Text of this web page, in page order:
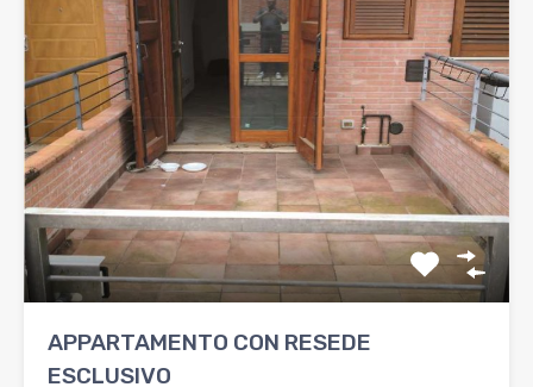
APPARTAMENTO CON RESEDE
ESCLUSIVO